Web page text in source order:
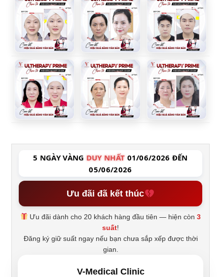
5 NGÀY VÀNG DUY NHẤT 01/06/2026 ĐẾN
05/06/2026
Ưu đãi đã kết thúc
Ưu đãi dành cho 20 khách hàng đầu tiên — hiện còn3
suất!
Đăng ký giữ suất ngay nếu bạn chưa sắp xếp được thời
gian.
V-Medical Clinic